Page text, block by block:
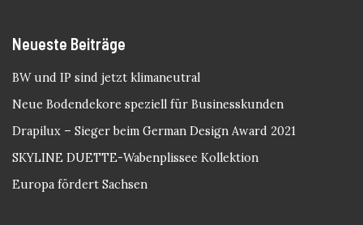
Neueste Beiträge
BW und IP sind jetzt klimaneutral
Neue Bodendekore speziell für Businesskunden
Drapilux – Sieger beim German Design Award 2021
SKYLINE DUETTE-Wabenplissee Kollektion
Europa fördert Sachsen